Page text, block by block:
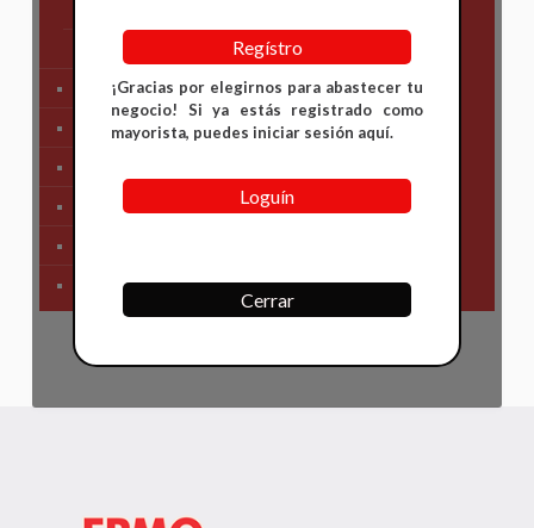
Tren Delantero
Partes de Motor
SIstema Eléctrico
Primera Necesidad
Regístro
¡Gracias por elegirnos para abastecer tu
negocio! Si ya estás registrado como
mayorista, puedes iniciar sesión aquí.
Loguín
Cerrar